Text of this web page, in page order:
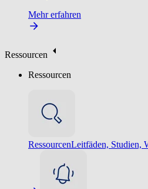
Mehr erfahren
Ressourcen
Ressourcen
RessourcenLeitfäden, Studien,